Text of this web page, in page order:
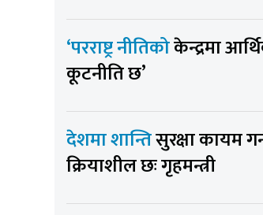
‘परराष्ट्र नीतिकोकेन्द्रमा
कूटनीति छ’
देशमा शान्तिसुरक्षा कायम
क्रियाशील छः गृहमन्त्री